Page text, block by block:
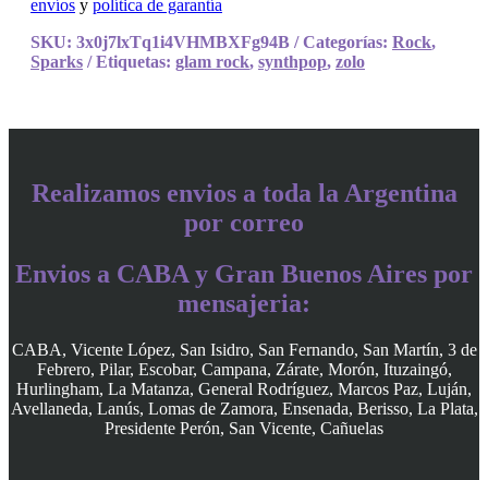
envíos y política de garantía
SKU: 3x0j7lxTq1i4VHMBXFg94B Categorías: Rock,
Sparks
Etiquetas: glam rock, synthpop, zolo
Realizamos envios a toda la Argentina
por correo
Envios a CABA y Gran Buenos Aires por
mensajeria:
CABA, Vicente López, San Isidro, San Fernando, San Martín, 3 de
Febrero, Pilar, Escobar, Campana, Zárate, Morón, Ituzaingó,
Hurlingham, La Matanza, General Rodríguez, Marcos Paz, Luján,
Avellaneda, Lanús, Lomas de Zamora, Ensenada, Berisso, La Plata,
Presidente Perón, San Vicente, Cañuelas